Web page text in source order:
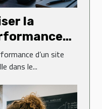
la
?
d’un site
dans le...